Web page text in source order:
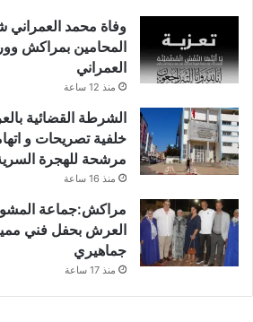
وفاة محمد العمراني
المحامين بمراكش
العمراني
منذ 12 ساعة
الشرطة القضائية
خلفية تصريحات و
مرشحة للهجرة
منذ 16 ساعة
مراكش:جماعة
العرش بحفل فني
جماهيري
منذ 17 ساعة